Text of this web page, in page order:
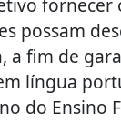
fornecer
possam
a fim de
língua
do Ensino